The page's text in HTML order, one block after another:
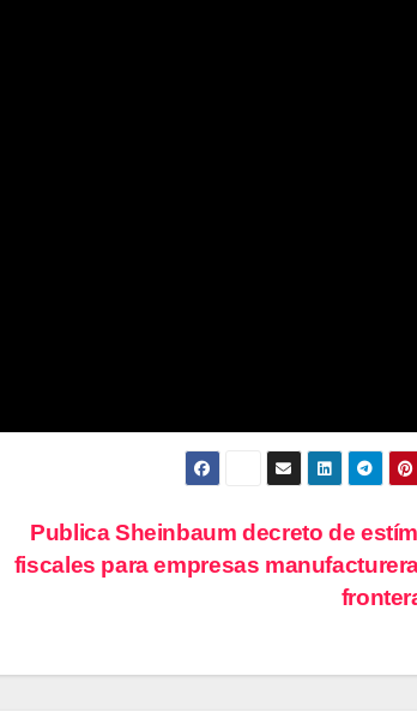
Publica Sheinbaum decreto de
fiscales para empresas